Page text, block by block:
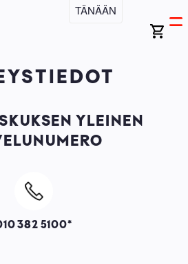
TÄNÄÄN
search
YLEINEN
Image
382 5100*